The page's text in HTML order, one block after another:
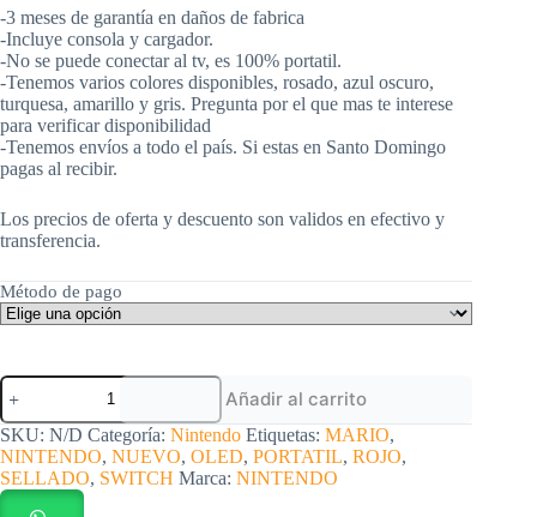
RD$12,500.00.
RD$11,000.00.
-3 meses de garantía en daños de fabrica
-Incluye consola y cargador.
-No se puede conectar al tv, es 100% portatil.
-Tenemos varios colores disponibles, rosado, azul oscuro,
turquesa, amarillo y gris. Pregunta por el que mas te interese
para verificar disponibilidad
-Tenemos envíos a todo el país. Si estas en Santo Domingo
pagas al recibir.
Los precios de oferta y descuento son validos en efectivo y
transferencia.
Método de pago
Nintendo
Switch
Lite
Amarillo
nuevo
sellado
cantidad
Añadir al carrito
SKU: N/D Categoría: Nintendo Etiquetas: MARIO,
NINTENDO, NUEVO, OLED, PORTATIL, ROJO,
SELLADO, SWITCH Marca: NINTENDO